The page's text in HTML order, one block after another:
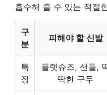
흡수해 줄 수 있는 적절
구
분
피해야 할 신발
특
징
플랫슈즈, 샌들,
딱한 구두